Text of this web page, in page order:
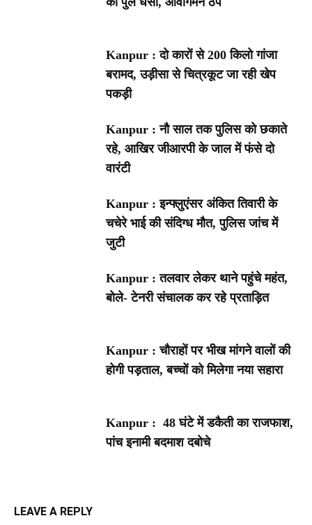
Kanpur : दो कारों से 200 किलो गांजा
बरामद, उड़ीसा से चित्रकूट जा रही खेप
पकड़ी
Kanpur : नौ साल तक पुलिस को छकाते
रहे, आखिर जीआरपी के जाल में फंसे दो
वारंटी
Kanpur : इन्फ्लुएंसर अंकित तिवारी के
चचेरे भाई की संदिग्ध मौत, पुलिस जांच में
जुटी
Kanpur : तलवार लेकर थाने पहुंचे महंत,
बोले- टेनरी संचालक कर रहे प्रताड़ित
Kanpur : चौराहों पर भीख मांगने वालों की
होगी पड़ताल, बच्चों को मिलेगा नया सहारा
Kanpur : 48 घंटे में डकैती का राजफाश,
पांच इनामी बदमाश दबोचे
LEAVE A REPLY